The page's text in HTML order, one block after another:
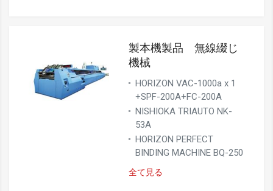
製本機製品 無線綴じ
機械
HORIZON VAC-1000a x 1
+SPF-200A+FC-200A
NISHIOKA TRIAUTO NK-
53A
HORIZON PERFECT
BINDING MACHINE BQ-250
全て見る